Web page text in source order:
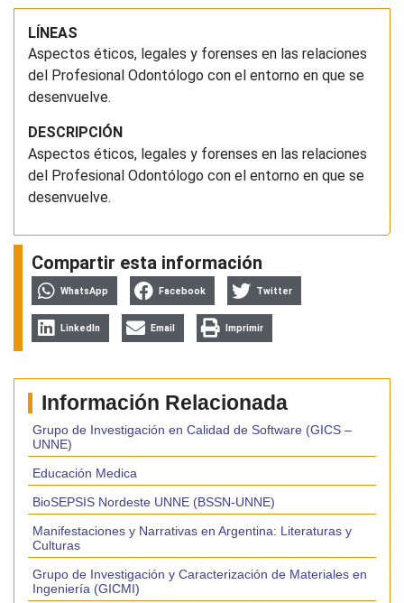
LÍNEAS
Aspectos éticos, legales y forenses en las relaciones
del Profesional Odontólogo con el entorno en que se
desenvuelve.
DESCRIPCIÓN
Aspectos éticos, legales y forenses en las relaciones
del Profesional Odontólogo con el entorno en que se
desenvuelve.
Compartir esta información
WhatsApp Facebook Twitter
LinkedIn Email Imprimir
Información Relacionada
Grupo de Investigación en Calidad de Software (GICS –
UNNE)
Educación Medica
BioSEPSIS Nordeste UNNE (BSSN-UNNE)
Manifestaciones y Narrativas en Argentina: Literaturas y
Culturas
Grupo de Investigación y Caracterización de Materiales en
Ingeniería (GICMI)